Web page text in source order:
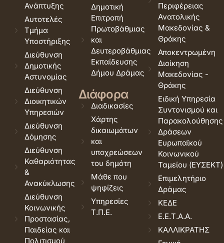
Ανάπτυξης
Αυτοτελές
Τμήμα
Υποστήριξης
Διεύθυνση
Δημοτικής
Αστυνομίας
Διεύθυνση
Διοικητικών
Υπηρεσιών
Διεύθυνση
Δόμησης
Διεύθυνση
Καθαριότητας
&
Ανακύκλωσης
Διεύθυνση
Κοινωνικής
Προστασίας,
Παιδείας και
Πολιτισμού
Δημοτική
Επιτροπή
Πρωτοβάθμιας
και
Δευτεροβάθμιας
Εκπαίδευσης
Δήμου Δράμας
Διάφορα
Διαδικασίες
Χάρτης
δικαιωμάτων
και
υποχρεώσεων
του δημότη
Μάθε που
ψηφίζεις
Υπηρεσίες
Τ.Π.Ε.
Περιφέρειας
Ανατολικής
Μακεδονίας &
Θράκης
Αποκεντρωμένη
Διοίκηση
Μακεδονίας -
Θράκης
Ειδική Υπηρεσία
Συντονισμού και
Παρακολούθησης
Δράσεων
Ευρωπαϊκού
Κοινωνικού
Ταμείου (ΕΥΣΕΚΤ)
Επιμελητήριο
Δράμας
ΚΕΔΕ
Ε.Ε.Τ.Α.Α.
ΚΑΛΛΙΚΡΑΤΗΣ